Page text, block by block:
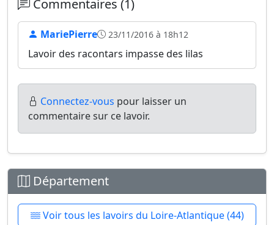
Commentaires (1)
MariePierre 23/11/2016 à 18h12
Lavoir des racontars impasse des lilas
Connectez-vous pour laisser un
commentaire sur ce lavoir.
Département
Voir tous les lavoirs du Loire-Atlantique (44)